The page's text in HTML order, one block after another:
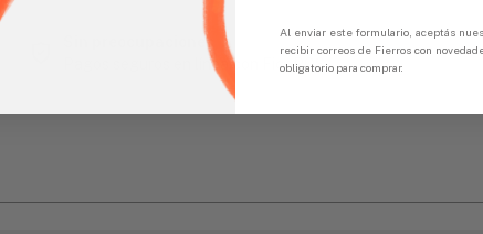
Sin preocupaciones
Pagos seguros en línea con FicoPOS
Al enviar este formulario, aceptás
recibir correos de Fierros con
obligatorio para comprar.